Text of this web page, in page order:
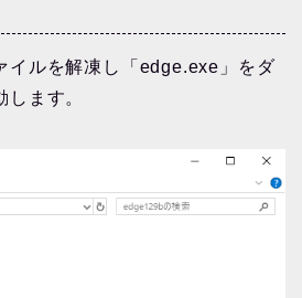
イルを解凍し「edge.exe」をダ
ます。